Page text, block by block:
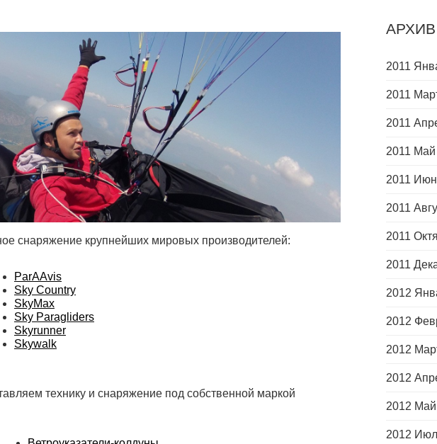
снаряжение крупнейших мировых производителей:
ParAAvis
Sky Country
SkyMax
Sky Paragliders
Skyrunner
Skywalk
технику и снаряжение под собственной маркой
2011
2011
2011
2011 Май
2011
2011
2011
2011
2012
2012
2012
2012
2012 Май
2012